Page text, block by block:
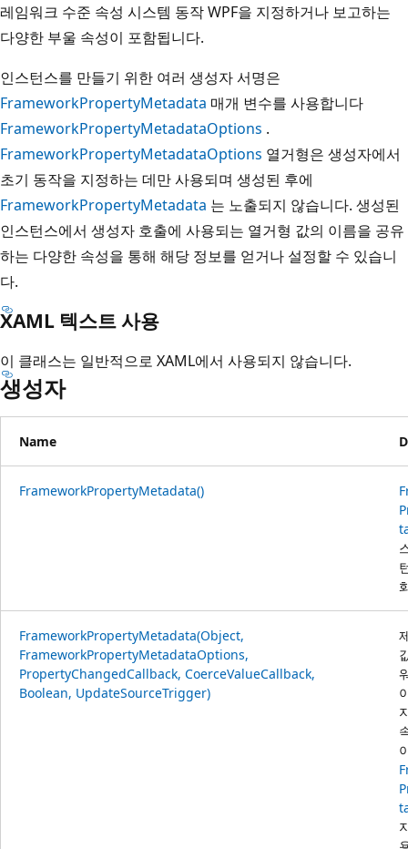
레임워크 수준 속성 시스템 동작 WPF을 지정하거나 보고하는
다양한 부울 속성이 포함됩니다.
인스턴스를 만들기 위한 여러 생성자 서명은
FrameworkPropertyMetadata 매개 변수를 사용합니다
FrameworkPropertyMetadataOptions .
FrameworkPropertyMetadataOptions 열거형은 생성자에서
초기 동작을 지정하는 데만 사용되며 생성된 후에
FrameworkPropertyMetadata 는 노출되지 않습니다. 생성된
인스턴스에서 생성자 호출에 사용되는 열거형 값의 이름을 공유
하는 다양한 속성을 통해 해당 정보를 얻거나 설정할 수 있습니
다.
XAML 텍스트 사용
이 클래스는 일반적으로 XAML에서 사용되지 않습니다.
생성자
Name
FrameworkPropertyMetadata()
FrameworkPropertyMetadata(Object,
FrameworkPropertyMetadataOptions,
PropertyChangedCallback, CoerceValueCallback,
Boolean, UpdateSourceTrigger)